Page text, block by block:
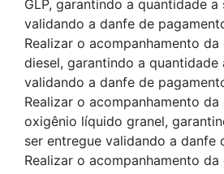
GLP, garantindo a quantidade a
validando a danfe de
Realizar o acompanhamento
diesel, garantindo a quantidade
validando a danfe de
Realizar o acompanhamento
oxigênio líquido granel,
ser entregue validando a danfe
Realizar o acompanhamento